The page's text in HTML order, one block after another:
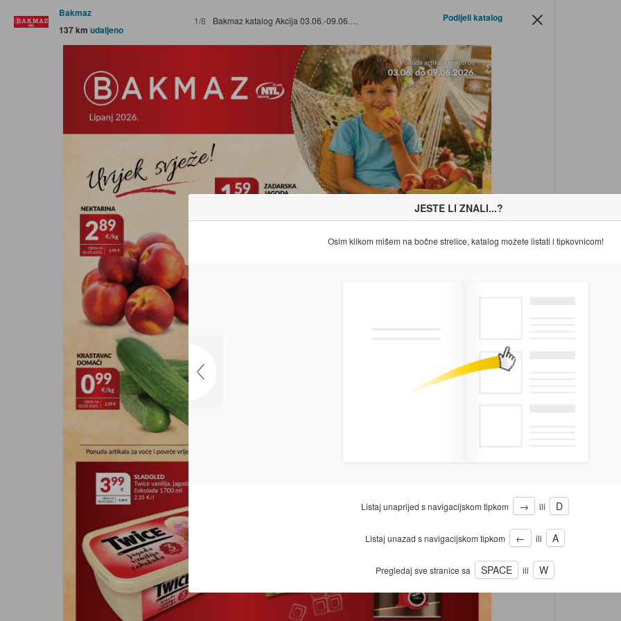
JESTE LI ZNALI...?
Osim klikom mišem na bočne strelice, katalog možete listati i tipkovnicom!
Listaj unaprijed s navigacijskom tipkom → ili D
Listaj unazad s navigacijskom tipkom ← ili A
Pregledaj sve stranice sa SPACE ili W
Bakmaz
137 km udaljeno
1/8 Bakmaz katalog Akcija 03.06.-09.06.2026. Podijeli katalog